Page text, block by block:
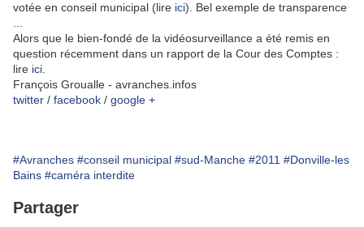
votée en conseil municipal (lire ici). Bel exemple de transparence
Alors que le bien-fondé de la vidéosurveillance a été remis en
question récemment dans un rapport de la Cour des Comptes :
lire ici
François Groualle - avranches.infos
twitter / facebook / google +
#Avranches #conseil municipal #sud-Manche #2011 #Donville-les
Bains #caméra interdite
Partager